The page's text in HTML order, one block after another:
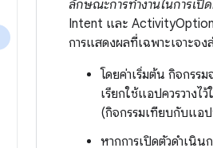
ลักษณะการทำงานในการเปิ
Intent และ
การแสดงผลที่เฉพาะเจาะจง
โดยค่าเริ่มต้น กิจกรร
เรียกใช้แอปควรวาง
(กิจกรรมเทียบกับแอ
หากการเปิดตัวดำเนิน